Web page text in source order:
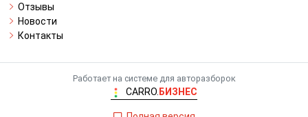
Отзывы
Новости
Контакты
Работает на системе для авторазборок
CARRO. БИЗНЕС